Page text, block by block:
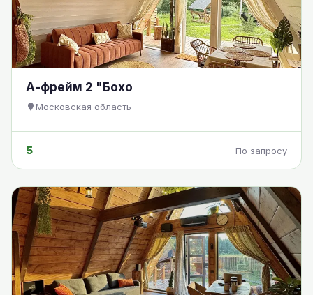
А-фрейм 2 "Бохо
Московская область
5 По запросу